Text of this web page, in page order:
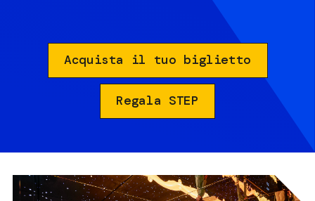
Acquista il tuo biglietto
Regala STEP